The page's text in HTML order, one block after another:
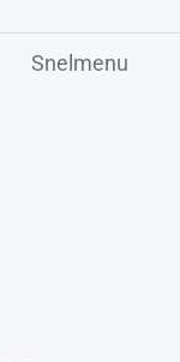
Snelmenu